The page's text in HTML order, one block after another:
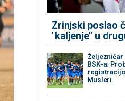
Zrinjski poslao
"kaljenje" u
Željezničar
BSK-a:
Musleri